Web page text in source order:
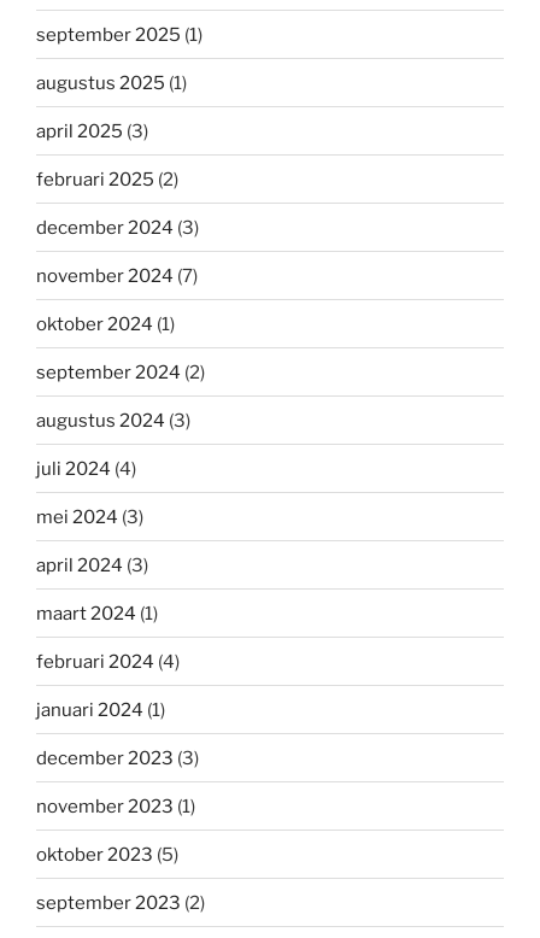
september 2025 (1)
augustus 2025 (1)
april 2025 (3)
februari 2025 (2)
december 2024 (3)
november 2024 (7)
oktober 2024 (1)
september 2024 (2)
augustus 2024 (3)
juli 2024 (4)
mei 2024 (3)
april 2024 (3)
maart 2024 (1)
februari 2024 (4)
januari 2024 (1)
december 2023 (3)
november 2023 (1)
oktober 2023 (5)
september 2023 (2)